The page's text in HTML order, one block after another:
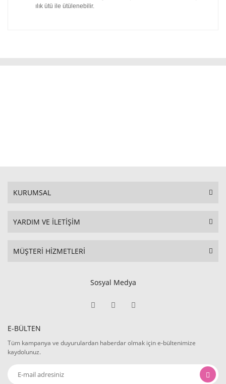
ılık ütü ile ütülenebilir.
KURUMSAL
YARDIM VE İLETİŞİM
MÜŞTERİ HİZMETLERİ
Sosyal Medya
E-BÜLTEN
Tüm kampanya ve duyurulardan haberdar olmak için e-bültenimize
kaydolunuz.